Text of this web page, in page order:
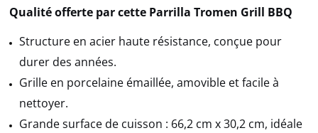
Qualité offerte par cette Parrilla Tromen Grill BBQ
Structure en acier haute résistance, conçue pour
durer des années.
Grille en porcelaine émaillée, amovible et facile à
nettoyer.
Grande surface de cuisson : 66,2 cm x 30,2 cm, idéale